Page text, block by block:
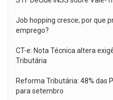
Job hopping cresce; por que
emprego?
CT-e: Nota Técnica altera
Tributária
Reforma Tributária: 48% das
para setembro